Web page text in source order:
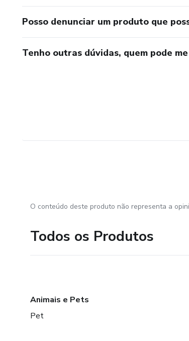
Posso denunciar um produto que
Tenho outras dúvidas, quem pode
O conteúdo deste produto não representa a
Todos os Produtos
Animais e Pets
Pet